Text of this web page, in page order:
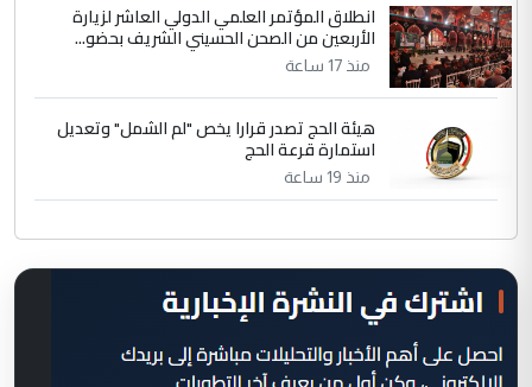
انطلاق المؤتمر العلمي الدولي العاشر لزيارة
الأربعين من الصحن الحسيني الشريف بحضو...
منذ 17 ساعة
هيئة الحج تصدر قرارا يخص "لم الشمل" وتعديل
استمارة قرعة الحج
منذ 19 ساعة